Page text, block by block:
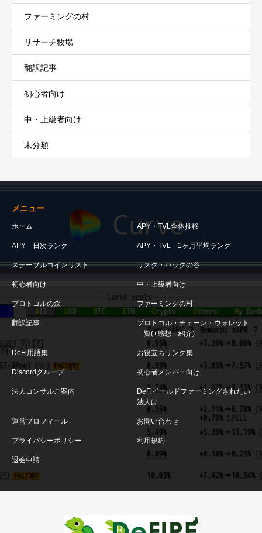
ファーミングの村
リサーチ牧場
翻訳記事
初心者向け
中・上級者向け
未分類
メニュー
ホーム APY・TVL全体推移
APY 日次ランク APY・TVL 1ヶ月平均ランク
ステーブルコインリスト リスク・ハックの谷
初心者向け 中・上級者向け
プロトコルの森 ファーミングの村
翻訳記事
プロトコル・チェーン・ウォレット
一覧(+感想・紹介)
DeFi用語集 お役立ちリンク集
Discordグループ 初心者メンバー向け
法人コンサルご案内
DeFiイールドファーミングされたい
法人は
運営プロフィール お問い合わせ
プライバシーポリシー 利用規約
退会申請